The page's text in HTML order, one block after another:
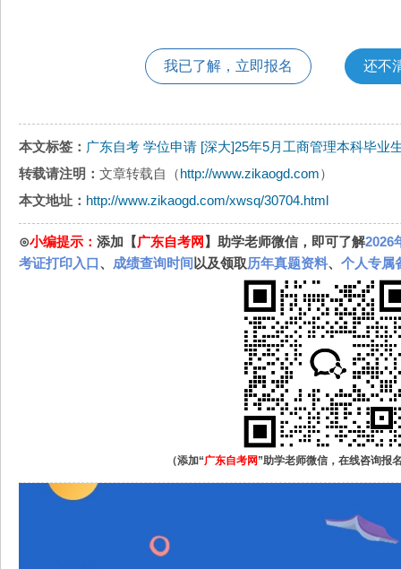
我已了解，立即报名 还不
本文标签： 广东自考 学位申请 [深大]25年5月工商管理本科毕业
转载请注明： 文章转载自（http://www.zikaogd.com）
本文地址： http://www.zikaogd.com/xwsq/30704.html
⊙小编提示： 添加【广东自考网 】助学老师微信，即可了解2026
考证打印入口、 成绩查询时间 以及领取历年真题资料、 个人专属
（添加“广东自考网 ”助学老师微信，在线咨询报